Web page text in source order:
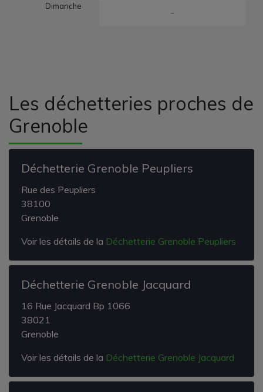
Les déchetteries proches de
Grenoble
Déchetterie Grenoble Peupliers
Rue des Peupliers
38100
Grenoble
Voir les détails de la Déchetterie Grenoble Peupliers
Déchetterie Grenoble Jacquard
16 Rue Jacquard Bp 1066
38021
Grenoble
Voir les détails de la Déchetterie Grenoble Jacquard
Dimanche
-